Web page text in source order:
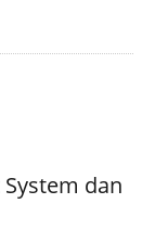
dan